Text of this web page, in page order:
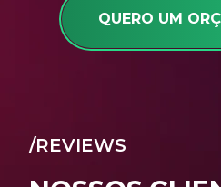
QUERO UM
/REVIEWS